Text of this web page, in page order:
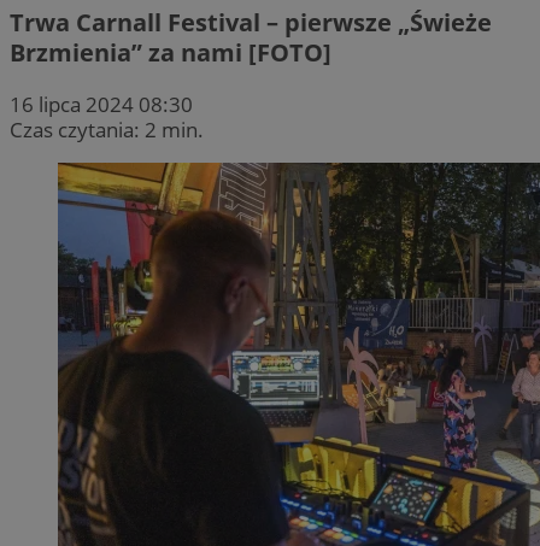
Trwa Carnall Festival – pierwsze „Świeże
Brzmienia” za nami [FOTO]
16 lipca 2024 08:30
Czas czytania: 2 min.